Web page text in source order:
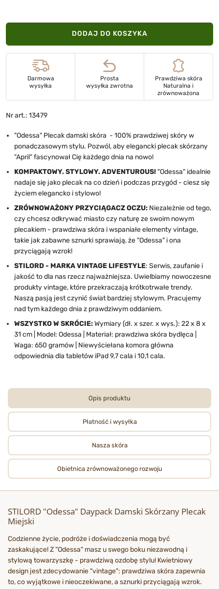
DODAJ DO KOSZYKA
Darmowa
wysyłka
Prosta
wysyłka zwrotna
Prawdziwa skóra
Naturalna i
zrównoważona
Nr art.: 13479
"Odessa" Plecak damski skóra - 100% prawdziwej skóry w
ponadczasowym stylu. Pozwól, aby elegancki plecak skórzany
"April" fascynował Cię każdego dnia na nowo!
KOMPAKTOWY. STYLOWY. ADVENTUROUS!"Odessa" idealnie
nadaje się jako plecak na co dzień i podczas przygód - ciesz się
życiem elegancko i stylowo!
ZRÓWNOWAŻONY PRZYCIĄGACZ OCZU: Niezależnie od tego,
czy chcesz odkrywać miasto czy naturę ze swoim nowym
plecakiem - prawdziwa skóra i wspaniałe elementy vintage,
takie jak zabawne sznurki sprawiają, że "Odessa" i ona
przyciągają wzrok!
STILORD - MARKA VINTAGE LIFESTYLE: Serwis, zaufanie i
jakość to dla nas rzecz najważniejsza. Uwielbiamy nowoczesne
produkty vintage, które przekraczają krótkotrwałe trendy.
Naszą pasją jest czynić świat bardziej stylowym. Pracujemy
nad tym każdego dnia z prawdziwym oddaniem.
WSZYSTKO W SKRÓCIE:Wymiary (dł. x szer. x wys.): 22 x 8 x
31 cm | Model: Odessa | Materiał: prawdziwa skóra bydlęca |
Waga: 650 gramów | Niewyściełana komora główna
odpowiednia dla tabletów iPad 9,7 cala i 10,1 cala.
Opis produktu
Płatność i wysyłka
Nasza skóra
Obietnica zrównoważonego rozwoju
STILORD "Odessa" Daypack Damski Skórzany Plecak
Miejski
Codzienne życie, podróże i doświadczenia mogą być
zaskakujące! Z "Odessa" masz u swego boku niezawodną i
stylową towarzyszkę - prawdziwą ozdobę stylu! Kwietniowy
design jest zdecydowanie "vintage": prawdziwa skóra zapewnia
to, co wyjątkowe i nieoczekiwane, a sznurki przyciągają wzrok.